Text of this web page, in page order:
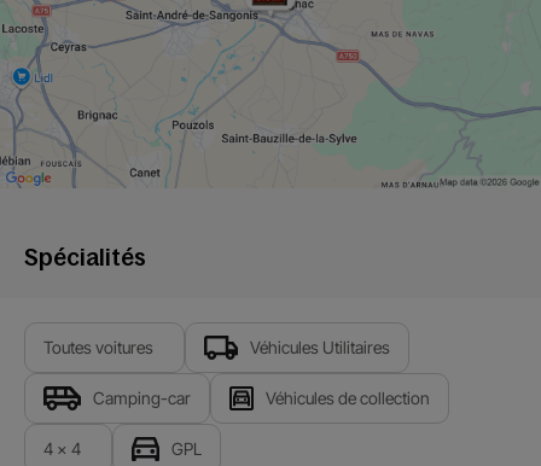
Spécialités
Toutes voitures Véhicules Utilitaires
Camping-car Véhicules de collection
4 x 4 GPL